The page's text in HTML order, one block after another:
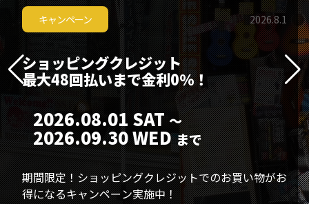
キャンペーン 2026.8.1
ショッピングクレジット
最大48回払いまで金利0％！
2026.08.01 SAT 〜
2026.09.30 WED まで
期間限定！ショッピングクレジットでのお買い物がお
得になるキャンペーン実施中！